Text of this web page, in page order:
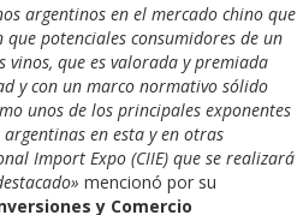
argentinos en el mercado chino que
potenciales consumidores de un
que es valorada y premiada
y con un marco normativo sólido
unos de los principales exponentes
en esta y en otras
Import Expo (CIIE) que se realizará
mencionó por su
y Comercio